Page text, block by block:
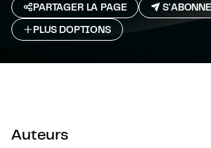
PARTAGER LA PAGE
PLUS D`OPTIONS
Auteurs